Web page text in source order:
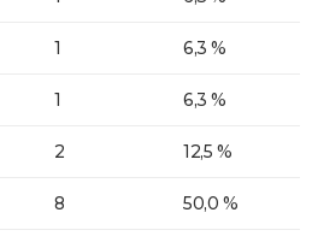
1 6,3 %
1 6,3 %
2 12,5 %
8 50,0 %